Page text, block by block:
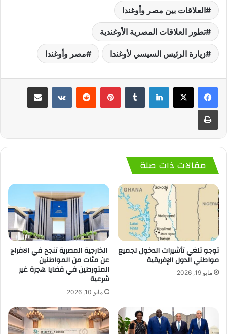
العلاقات بين مصر وأوغندا
تطور العلاقات المصرية الأوغندية
زيارة الرئيس السيسي لأوغندا مصر وأوغندا
لينكدإن بينتيريست
مقالات ذات صلة
توجو تلغي تأشيرات الدخول لجميع
مواطني الدول الإفريقية
مايو 19, 2026
الخارجية المصرية تنجح في الافراج
عن مئات من المواطنين
المتورطين في قضايا هجرة غير
شرعية
مايو 10, 2026